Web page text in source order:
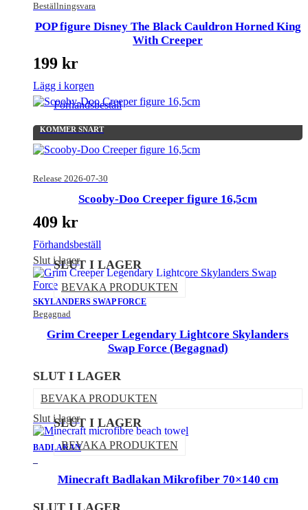
Beställningsvara
POP figure Disney The Black Cauldron Horned King
With Creeper
199 kr
Lägg i korgen
KOMMER SNART
Release 2026-07-30
Förhandsbeställ
Scooby-Doo Creeper figure 16,5cm
409 kr
Förhandsbeställ
Slut i lager
SKYLANDERS SWAP FORCE
Begagnad
SLUT I LAGER
BEVAKA PRODUKTEN
Grim Creeper Legendary Lightcore Skylanders
Swap Force (Begagnad)
SLUT I LAGER
BEVAKA PRODUKTEN
Slut i lager
BADLAKAN
SLUT I LAGER
BEVAKA PRODUKTEN
Minecraft Badlakan Mikrofiber 70×140 cm